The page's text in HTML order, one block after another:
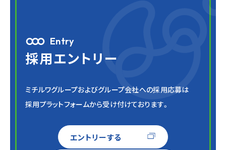
Entry
採用エントリー
ミチルワグループおよびグループ会社への採用応募は
採用プラットフォームから受け付けております。
エントリーする